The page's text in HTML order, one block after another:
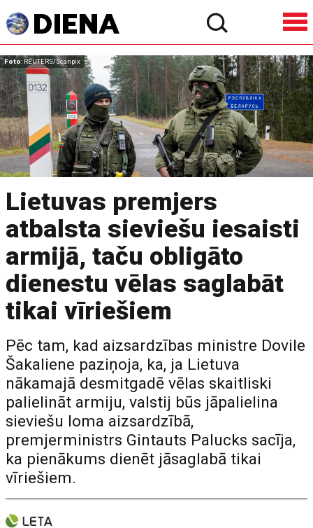
Foto: REUTERS/Scanpix
Lietuvas premjers
atbalsta sieviešu iesaisti
armijā, taču obligāto
dienestu vēlas saglabāt
tikai vīriešiem
Pēc tam, kad aizsardzības ministre Dovile
Šakaliene paziņoja, ka, ja Lietuva
nākamajā desmitgadē vēlas skaitliski
palielināt armiju, valstij būs jāpalielina
sieviešu loma aizsardzībā,
premjerministrs Gintauts Palucks sacīja,
ka pienākums dienēt jāsaglabā tikai
vīriešiem.